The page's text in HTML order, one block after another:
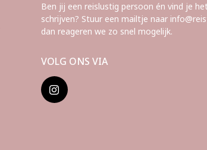
Ben jij een reislustig persoon én vind je
schrijven? Stuur een mailtje naar
dan reageren we zo snel mogelijk.
VOLG ONS VIA